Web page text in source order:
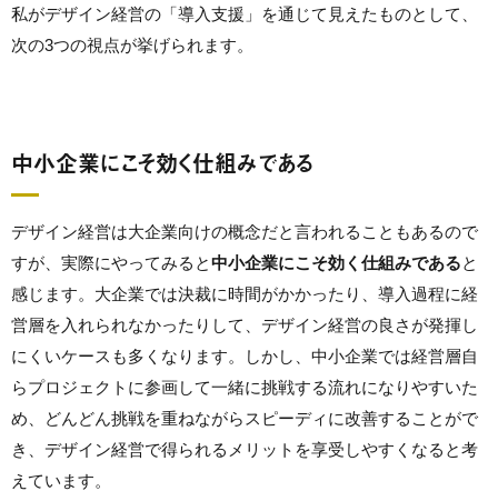
私がデザイン経営の「導入支援」を通じて見えたものとして、
次の3つの視点が挙げられます。
中小企業にこそ効く仕組みである
デザイン経営は大企業向けの概念だと言われることもあるので
すが、実際にやってみると中小企業にこそ効く仕組みであると
感じます。大企業では決裁に時間がかかったり、導入過程に経
営層を入れられなかったりして、デザイン経営の良さが発揮し
にくいケースも多くなります。しかし、中小企業では経営層自
らプロジェクトに参画して一緒に挑戦する流れになりやすいた
め、どんどん挑戦を重ねながらスピーディに改善することがで
き、デザイン経営で得られるメリットを享受しやすくなると考
えています。